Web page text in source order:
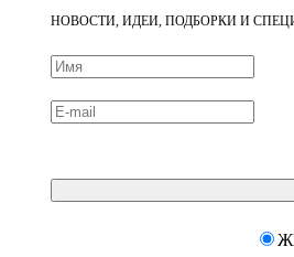
НОВОСТИ, ИДЕИ, ПОДБОРКИ И